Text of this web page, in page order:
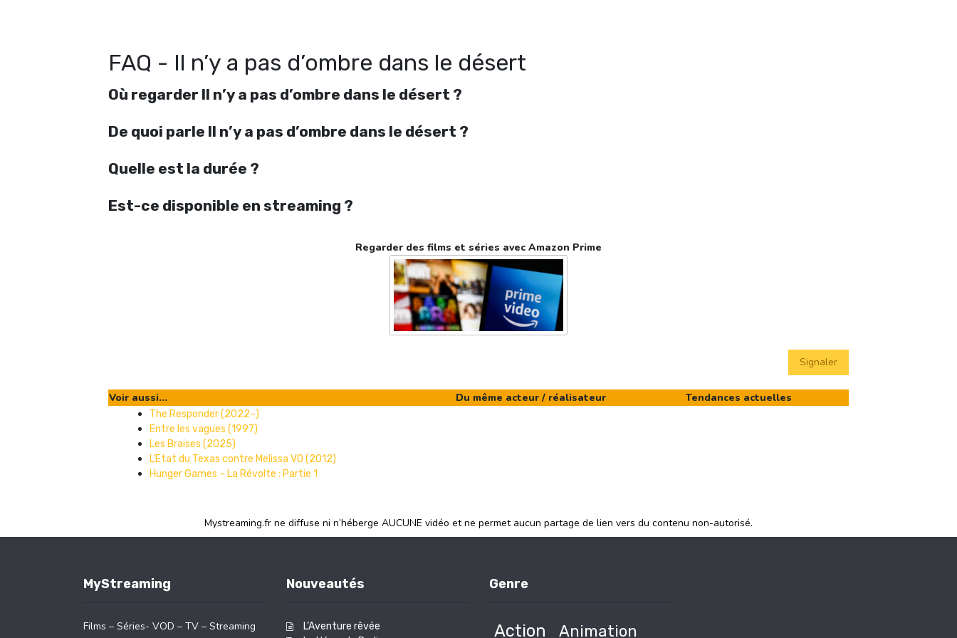
FAQ - Il n’y a pas d’ombre dans le désert
Où regarder Il n’y a pas d’ombre dans le désert ?
De quoi parle Il n’y a pas d’ombre dans le désert ?
Quelle est la durée ?
Est-ce disponible en streaming ?
Regarder des films et séries avec Amazon Prime
Signaler
Voir aussi... Du même acteur / réalisateur Tendances actuelles
The Responder (2022–)
Entre les vagues (1997)
Les Braises (2025)
L’Etat du Texas contre Melissa VO (2012)
Hunger Games – La Révolte : Partie 1
Mystreaming.fr ne diffuse ni n’héberge AUCUNE vidéo et ne permet aucun partage de lien vers du contenu non-autorisé.
MyStreaming
Films – Séries- VOD – TV – Streaming
Nouveautés
L’Aventure rêvée
Genre
Action Animation